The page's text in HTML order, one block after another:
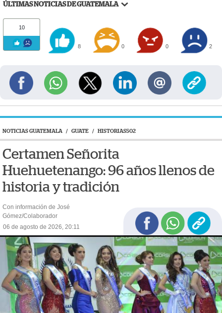
ÚLTIMAS NOTICIAS DE GUATEMALA
10
8 0 0 2
NOTICIAS GUATEMALA / GUATE / HISTORIAS502
Certamen Señorita
Huehuetenango: 96 años llenos de
historia y tradición
Con información de José
Gómez/Colaborador
06 de agosto de 2026, 20:11